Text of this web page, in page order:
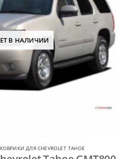
В НАЛИЧИИ
КОВРИКИ ДЛЯ CHEVROLET TAHOE